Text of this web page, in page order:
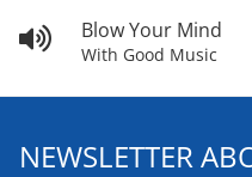
Blow Your Mind
With Good Music
NEWSLETTER